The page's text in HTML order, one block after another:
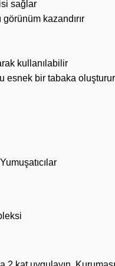
sağlar
kazandırır
kullanılabilir
esnek bir tabaka oluşturur